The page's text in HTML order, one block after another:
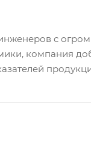
с
компания